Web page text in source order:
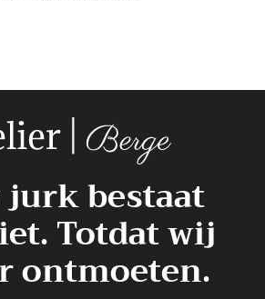
jurk bestaat
Totdat wij
ontmoeten.